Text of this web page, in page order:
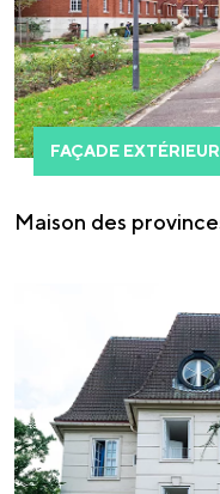
FAÇADE
Maison des